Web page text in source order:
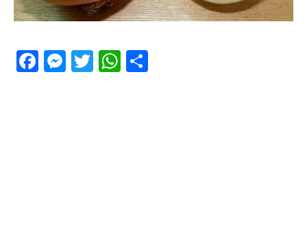
Facebook
Messenger
TwitterWhatsApp